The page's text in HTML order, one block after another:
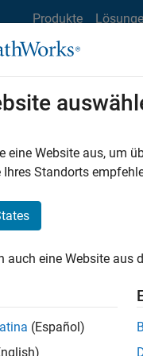
Produkte
FILTER:
Stellen
Es
Region
eine Website aus, um
Ihres Standorts
auch eine Website aus
(Español)